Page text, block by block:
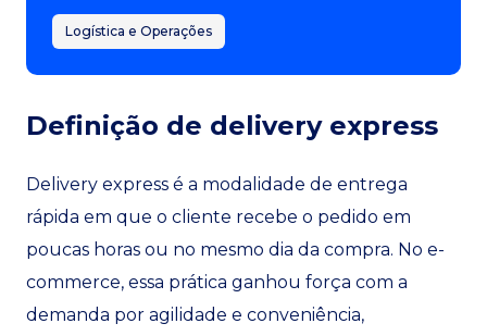
Logística e Operações
Definição de delivery express
Delivery express é a modalidade de entrega
rápida em que o cliente recebe o pedido em
poucas horas ou no mesmo dia da compra. No e-
commerce, essa prática ganhou força com a
demanda por agilidade e conveniência,